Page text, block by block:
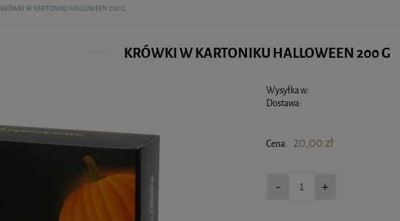
KRÓWKI W KARTONIKU HALLOWEEN 200 G
KRÓWKI W KARTONIKU HALLOWEEN 200 G
Wysyłka w:
Dostawa:
Cena: 20,00 zł
- +